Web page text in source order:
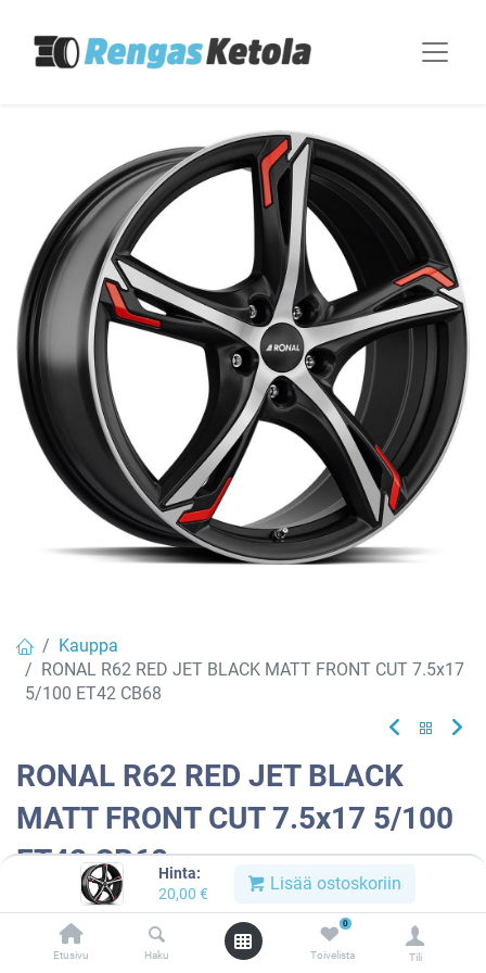
Hinta:
20,00 € Lisää ostoskoriin
Etusivu Haku
0
Toivelista Tili
Kauppa
RONAL R62 RED JET BLACK MATT FRONT CUT 7.5x17
5/100 ET42 CB68
RONAL R62 RED JET BLACK
MATT FRONT CUT 7.5x17 5/100
ET42 CB68
4053881216196 Tuotekoodi:
Tällä tuotteella ei ole kelvollista yhdistelmää.